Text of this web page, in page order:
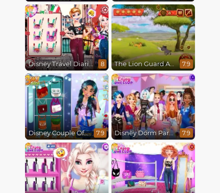
Disney Travel Diaries: City Break 8 The Lion Guard Assemble 7.9
Disney Couple Of The Year 7.9 Disney Dorm Party 7.9